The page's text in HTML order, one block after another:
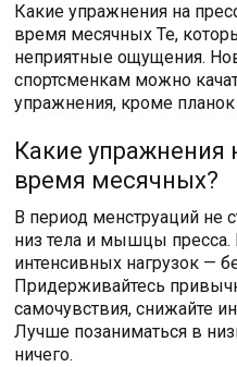
Какие упражнения на
время месячных Те,
неприятные ощущения.
спортсменкам можно
упражнения, кроме планок
Какие упражнения
время месячных?
В период менструаций не
низ тела и мышцы пресса.
интенсивных нагрузок —
Придерживайтесь
самочувствия, снижайте
Лучше позаниматься в
ничего.